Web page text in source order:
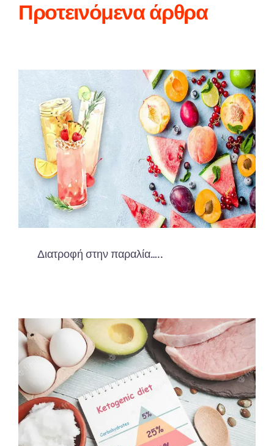
Προτεινόμενα άρθρα
Διατροφή στην παραλία…..